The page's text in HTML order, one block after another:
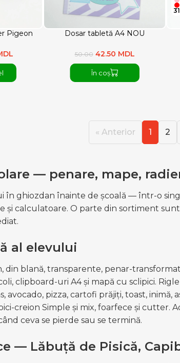
Pigeon Dosar tabletă A4 NOU
50.00 42.50 MDL
În coș
31
« Anterior 1 2
— penare, mape,
în ghiozdan înainte de școală — într-o
și calculatoare. O parte din sortiment
al elevului
din blană, transparente, penar-
clipboard-uri A4 și mapă cu sclipici.
avocado, pizza, cartofi prăjiți, toast,
creion Simple și mix, foarfece și cutter.
ceva se pierde sau se termină.
— Lăbuță de Pisică,